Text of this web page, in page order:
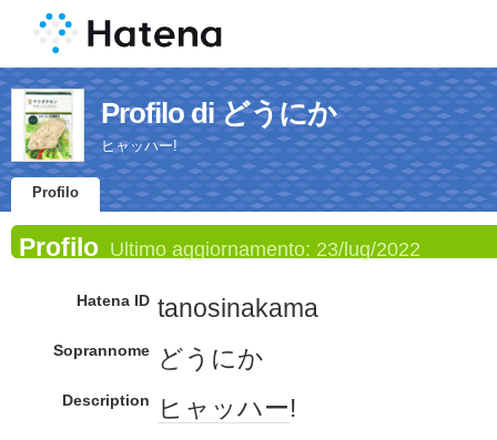
Profilo di どうにか
ヒャッハー!
Profilo
Profilo Ultimo aggiornamento: 23/lug/2022
Hatena ID tanosinakama
Soprannome どうにか
Description ヒャッハー!